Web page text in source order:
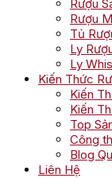
Rượu
Rượu
Tủ
Ly
Ly
Kiến Thức
Kiến
Kiến
Top
Công
Blog
Liên Hệ